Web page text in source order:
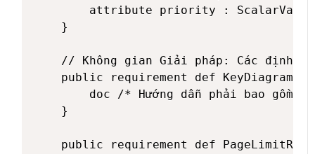
attribute priority :
    }
// Không gian Giải pháp: Các định
public requirement def
doc /* Hướng dẫn phải bao gồm
    }
public requirement def